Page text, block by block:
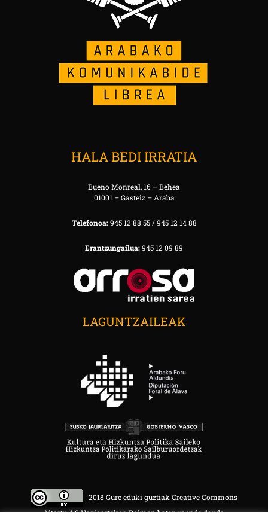
HALA BEDI IRRATIA
Bueno Monreal, 16 – Behea
01001 – Gasteiz – Araba
Telefonoa:945 12 88 55 / 945 12 14 88
Erantzungailua:945 12 09 89
LAGUNTZAILEAK
2018 Gure eduki guztiak Creative Commons
Aitortu 4.0 Nazioartekoa Baimen baten mende daude.